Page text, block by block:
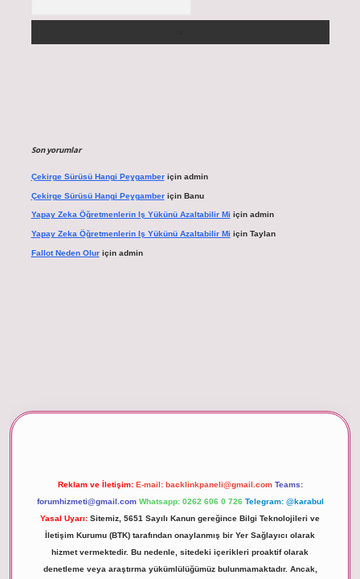
Son yorumlar
Çekirge Sürüsü Hangi Peygamberiçin admin
Çekirge Sürüsü Hangi Peygamberiçin Banu
Yapay Zeka Öğretmenlerin Iş Yükünü Azaltabilir Mi için admin
Yapay Zeka Öğretmenlerin Iş Yükünü Azaltabilir Mi için Taylan
Fallot Neden Oluriçin admin
Reklam ve İletişim: E-mail: backlinkpaneli@gmail.com Teams:
forumhizmeti@gmail.com Whatsapp: 0262 606 0 726 Telegram: @karabul
Yasal Uyarı: Sitemiz, 5651 Sayılı Kanun gereğince Bilgi Teknolojileri ve
İletişim Kurumu (BTK) tarafından onaylanmış bir Yer Sağlayıcı olarak
hizmet vermektedir. Bu nedenle, sitedeki içerikleri proaktif olarak
denetleme veya araştırma yükümlülüğümüz bulunmamaktadır. Ancak,